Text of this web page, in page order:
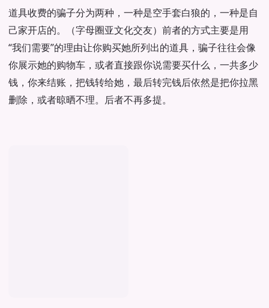
道具收费的骗子分为两种，一种是空手套白狼的，一种是自
己家开店的。（字母圈亚文化交友）前者的方式主要是用
“我们需要”的理由让你购买她所列出的道具，骗子往往会像
你展示她的购物车，或者直接跟你说需要买什么，一共多少
钱，你来结账，把钱转给她，最后转完钱后依然是把你拉黑
删除，或者晾晒不理。后者不再多提。